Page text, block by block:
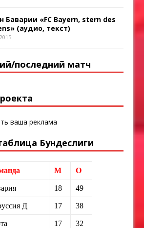
Баварии «FC Bayern, stern des
(аудио, текст)
последний матч
ваша реклама
Бундеслиги
М О
18 49
Д 17 38
17 32